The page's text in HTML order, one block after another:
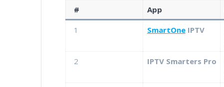
# App
1 SmartOneIPTV
2 IPTV Smarters Pro